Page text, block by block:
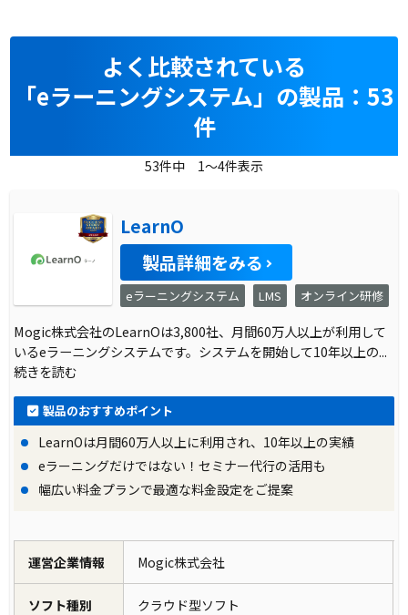
よく比較されている
「eラーニングシステム」の製品：53
件
53件中 1～4件表示
LearnO
製品詳細をみる
eラーニングシステム LMS オンライン研修
Mogic株式会社のLearnOは3,800社、月間60万人以上が利用して
いるeラーニングシステムです。システムを開始して10年以上の...
続きを読む
製品のおすすめポイント
LearnOは月間60万人以上に利用され、10年以上の実績
eラーニングだけではない！セミナー代行の活用も
幅広い料金プランで最適な料金設定をご提案
運営企業情報 Mogic株式会社
ソフト種別 クラウド型ソフト